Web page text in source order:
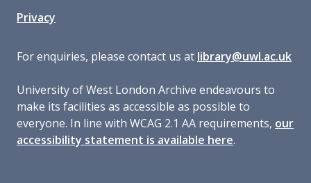
Privacy
For enquiries, please contact us at library@uwl.ac.uk
University of West London Archive endeavours to
make its facilities as accessible as possible to
everyone. In line with WCAG 2.1 AA requirements, our
accessibility statement is available here.